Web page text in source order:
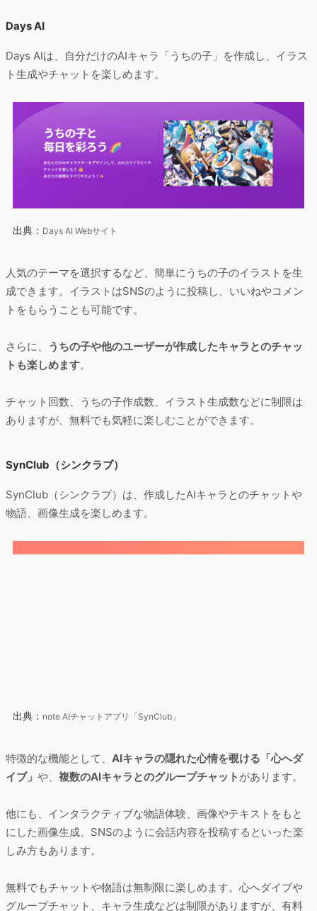
Days AI
Days AIは、自分だけのAIキャラ「うちの子」を作成し、イラス
ト生成やチャットを楽しめます。
出典： Days AI Webサイト
人気のテーマを選択するなど、簡単にうちの子のイラストを生
成できます。イラストはSNSのように投稿し、いいねやコメン
トをもらうことも可能です。
さらに、
うちの子や他のユーザーが作成したキャラとのチャッ
トも楽しめます。
チャット回数、うちの子作成数、イラスト生成数などに制限は
ありますが、無料でも気軽に楽しむことができます。
SynClub（シンクラブ）
SynClub（シンクラブ）は、作成したAIキャラとのチャットや
物語、画像生成を楽しめます。
出典： note AIチャットアプリ「SynClub」
特徴的な機能として、 AIキャラの隠れた心情を覗ける「心へダ
イブ」 や、 複数のAIキャラとのグループチャット があります。
他にも、インタラクティブな物語体験、画像やテキストをもと
にした画像生成、SNSのように会話内容を投稿するといった楽
しみ方もあります。
無料でもチャットや物語は無制限に楽しめます。心へダイブや
グループチャット、キャラ生成などは制限がありますが、有料